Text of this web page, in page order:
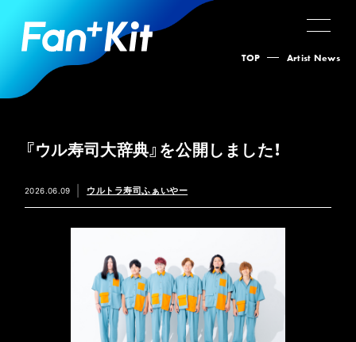
TOP Artist News
『ウル寿司大辞典』を公開しました！
2026.06.09 ウルトラ寿司ふぁいやー